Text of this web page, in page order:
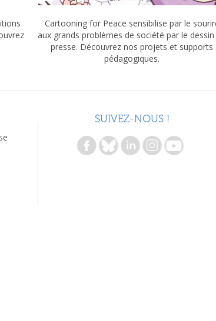
Cartooning for Peace sensibilise par le
aux grands problèmes de société par le dessin
presse. Découvrez nos projets et supports
pédagogiques.
SUIVEZ-NOUS !